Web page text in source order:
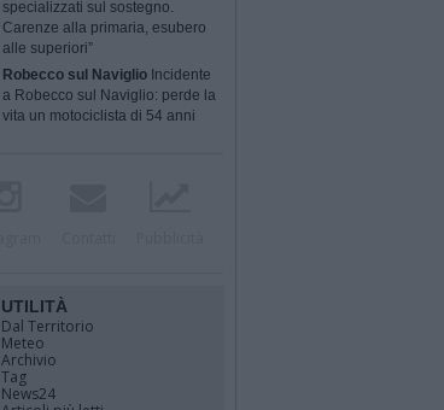
specializzati sul sostegno.
Carenze alla primaria, esubero
alle superiori”
Robecco sul Naviglio Incidente
a Robecco sul Naviglio: perde la
vita un motociclista di 54 anni
UTILITÀ
Dal Territorio
Meteo
Archivio
Tag
News24